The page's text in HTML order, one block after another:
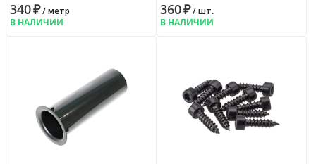
340₽/ метр
В НАЛИЧИИ
360₽/ шт.
В НАЛИЧИИ